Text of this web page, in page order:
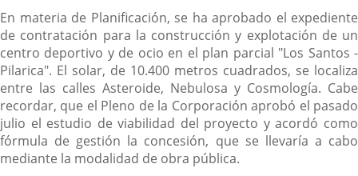
En materia de Planificación, se ha aprobado el expediente
de contratación para la construcción y explotación de un
centro deportivo y de ocio en el plan parcial "Los Santos -
Pilarica". El solar, de 10.400 metros cuadrados, se localiza
entre las calles Asteroide, Nebulosa y Cosmología. Cabe
recordar, que el Pleno de la Corporación aprobó el pasado
julio el estudio de viabilidad del proyecto y acordó como
fórmula de gestión la concesión, que se llevaría a cabo
mediante la modalidad de obra pública.